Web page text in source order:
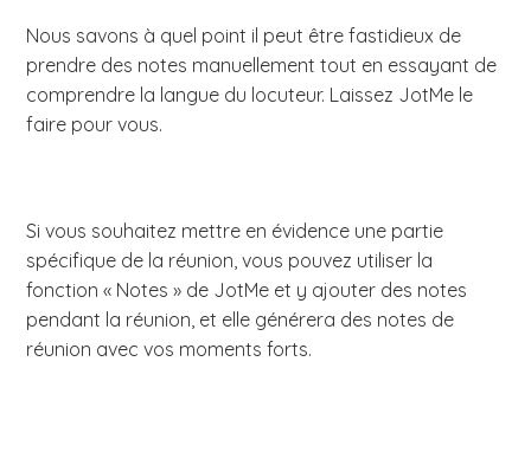
Nous savons à quel point il peut être fastidieux de
prendre des notes manuellement tout en essayant de
comprendre la langue du locuteur. Laissez JotMe le
faire pour vous.
Si vous souhaitez mettre en évidence une partie
spécifique de la réunion, vous pouvez utiliser la
fonction « Notes » de JotMe et y ajouter des notes
pendant la réunion, et elle générera des notes de
réunion avec vos moments forts.